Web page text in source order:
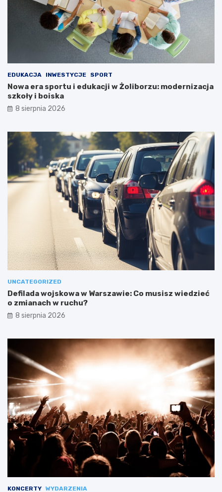
EDUKACJA INWESTYCJE SPORT
Nowa era sportu i edukacji w Żoliborzu: modernizacja
szkoły i boiska
8 sierpnia 2026
UNCATEGORIZED
Defilada wojskowa w Warszawie: Co musisz wiedzieć
o zmianach w ruchu?
8 sierpnia 2026
KONCERTY WYDARZENIA